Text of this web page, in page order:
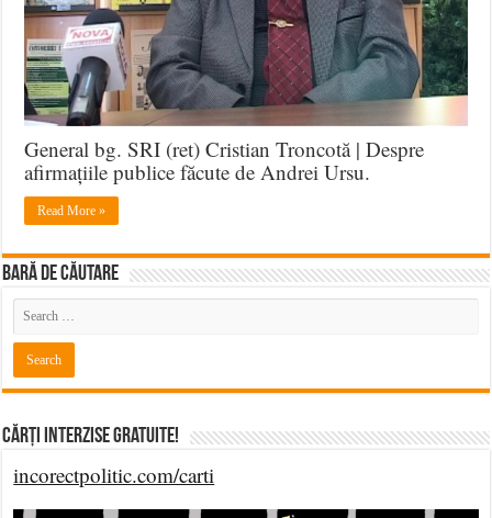
General bg. SRI (ret) Cristian Troncotă | Despre
afirmațiile publice făcute de Andrei Ursu.
Read More »
BARĂ DE CĂUTARE
Cărți Interzise Gratuite!
incorectpolitic.com/carti